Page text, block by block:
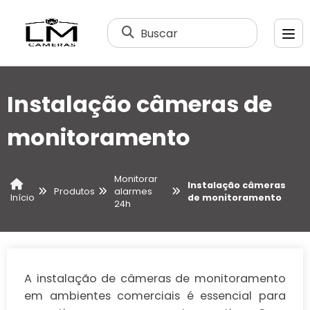
Buscar
Instalação câmeras de
monitoramento
Início
Produtos
Monitorar
alarmes
24h
Instalação câmeras
de monitoramento
A instalação de câmeras de monitoramento
em ambientes comerciais é essencial para